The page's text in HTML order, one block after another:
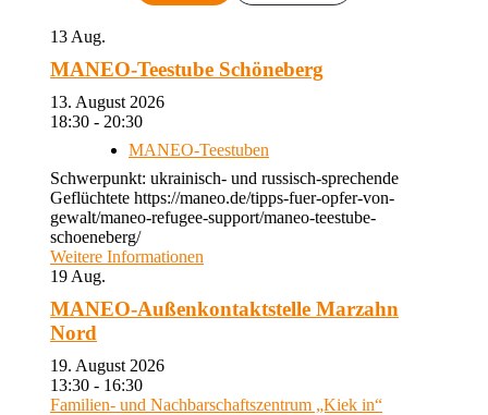
13 Aug.
MANEO-Teestube Schöneberg
13. August 2026
18:30 - 20:30
MANEO-Teestuben
Schwerpunkt: ukrainisch- und russisch-sprechende
Geflüchtete https://maneo.de/tipps-fuer-opfer-von-
gewalt/maneo-refugee-support/maneo-teestube-
schoeneberg/
Weitere Informationen
19 Aug.
MANEO-Außenkontaktstelle Marzahn
Nord
19. August 2026
13:30 - 16:30
Familien- und Nachbarschaftszentrum „Kiek in“